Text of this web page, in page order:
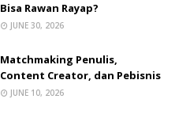
Bisa Rawan Rayap?
JUNE 30, 2026
Matchmaking Penulis,
Content Creator, dan Pebisnis
JUNE 10, 2026